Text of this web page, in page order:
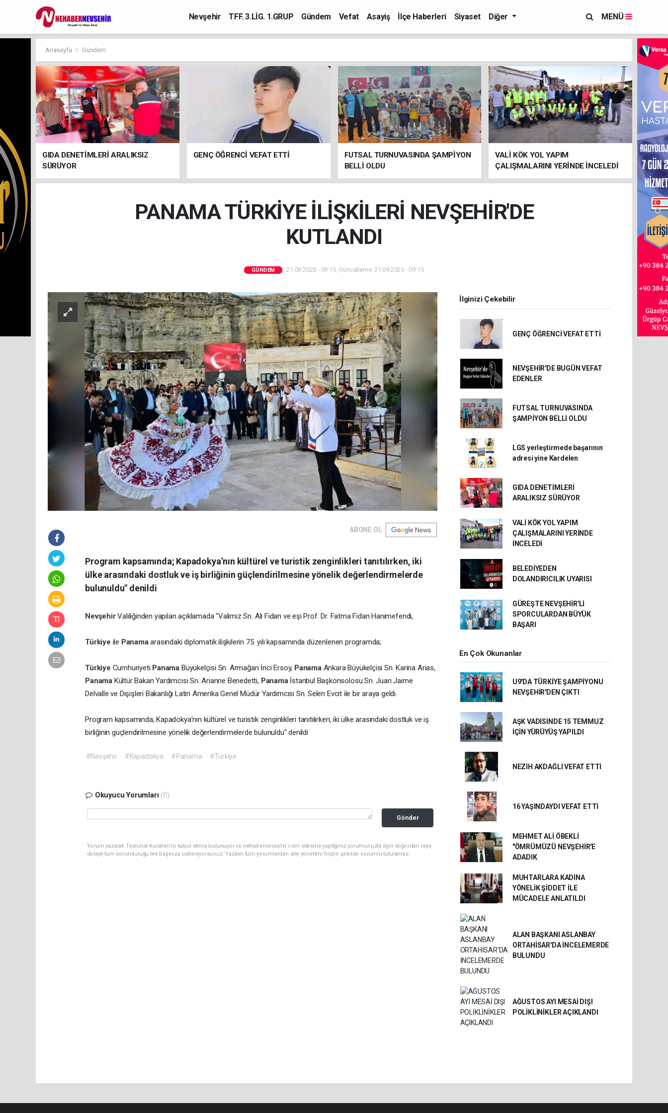
Nevşehir TFF. 3.LİG. 1.GRUP Gündem Vefat Asayiş İlçe Haberleri Siyaset Diğer MENÜ
Anasayfa Gündem
GIDA DENETİMLERİ ARALIKSIZ
SÜRÜYOR
GENÇ ÖĞRENCİ VEFAT ETTİ
FUTSAL TURNUVASINDA ŞAMPİYON
BELLİ OLDU
VALİ KÖK YOL YAPIM
ÇALIŞMALARINI YERİNDE İNCELEDİ
PANAMA TÜRKİYE İLİŞKİLERİ NEVŞEHİR'DE
KUTLANDI
GÜNDEM 21.09.2025 - 09:15, Güncelleme: 21.09.2025 - 09:15
ABONE OL
Program kapsamında; Kapadokya’nın kültürel ve turistik zenginlikleri tanıtılırken, iki
ülke arasındaki dostluk ve iş birliğinin güçlendirilmesine yönelik değerlendirmelerde
bulunuldu" denildi
NevşehirValiliğinden yapılan açıklamada "Valimiz Sn. Ali Fidan ve eşi Prof. Dr. Fatma Fidan Hanımefendi,
Türkiye ile Panamaarasındaki diplomatik ilişkilerin 75. yılı kapsamında düzenlenen programda;
Türkiye Cumhuriyeti Panama Büyükelçisi Sn. Armağan İnci Ersoy, Panama Ankara Büyükelçisi Sn. Karina Arias,
Panama Kültür Bakan Yardımcısı Sn. Arianne Benedetti, Panama İstanbul Başkonsolosu Sn. Juan Jaime
Delvalle ve Dışişleri Bakanlığı Latin Amerika Genel Müdür Yardımcısı Sn. Selen Evcit ile bir araya geldi.
Program kapsamında; Kapadokya’nın kültürel ve turistik zenginlikleri tanıtılırken, iki ülke arasındaki dostluk ve iş
birliğinin güçlendirilmesine yönelik değerlendirmelerde bulunuldu" denildi
#Nevşehir #Kapadokya #Panama #Türkiye
Okuyucu Yorumları (0)
Gönder
Yorum yazarak Topluluk Kuralları’nı kabul etmiş bulunuyor ve nehabernevsehir.com sitesine yaptığınız yorumunuzla ilgili doğrudan veya
dolaylı tüm sorumluluğu tek başınıza üstleniyorsunuz. Yazılan tüm yorumlardan site yönetimi hiçbir şekilde sorumlu tutulamaz.
İlginizi Çekebilir
GENÇ ÖĞRENCİ VEFAT ETTİ
NEVŞEHİR'DE BUGÜN VEFAT
EDENLER
FUTSAL TURNUVASINDA
ŞAMPİYON BELLİ OLDU
LGS yerleştirmede başarının
adresi yine Kardelen
GIDA DENETİMLERİ
ARALIKSIZ SÜRÜYOR
VALİ KÖK YOL YAPIM
ÇALIŞMALARINI YERİNDE
İNCELEDİ
BELEDİYEDEN
DOLANDIRICILIK UYARISI
GÜREŞTE NEVŞEHİR'Lİ
SPORCULARDAN BÜYÜK
BAŞARI
En Çok Okunanlar
U9'DA TÜRKİYE ŞAMPİYONU
NEVŞEHİR'DEN ÇIKTI
AŞK VADİSİNDE 15 TEMMUZ
İÇİN YÜRÜYÜŞ YAPILDI
NEZİH AKDAĞLI VEFAT ETTİ
16 YAŞINDAYDI VEFAT ETTİ
MEHMET ALİ ÖBEKLİ
"ÖMRÜMÜZÜ NEVŞEHİR'E
ADADIK
MUHTARLARA KADINA
YÖNELİK ŞİDDET İLE
MÜCADELE ANLATILDI
ALAN BAŞKANI ASLANBAY
ORTAHİSAR'DA İNCELEMERDE
BULUNDU
AĞUSTOS AYI MESAİ DIŞI
POLİKLİNİKLER AÇIKLANDI